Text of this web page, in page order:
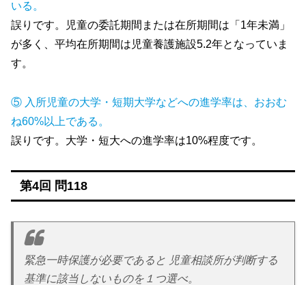
いる。
誤りです。児童の委託期間または在所期間は「1年未満」
が多く、平均在所期間は児童養護施設5.2年となっていま
す。
⑤ 入所児童の大学・短期大学などへの進学率は、おおむ
ね60%以上である。
誤りです。大学・短大への進学率は10%程度です。
第4回 問118
緊急一時保護が必要であると 児童相談所が判断する
基準に該当しないものを１つ選べ。